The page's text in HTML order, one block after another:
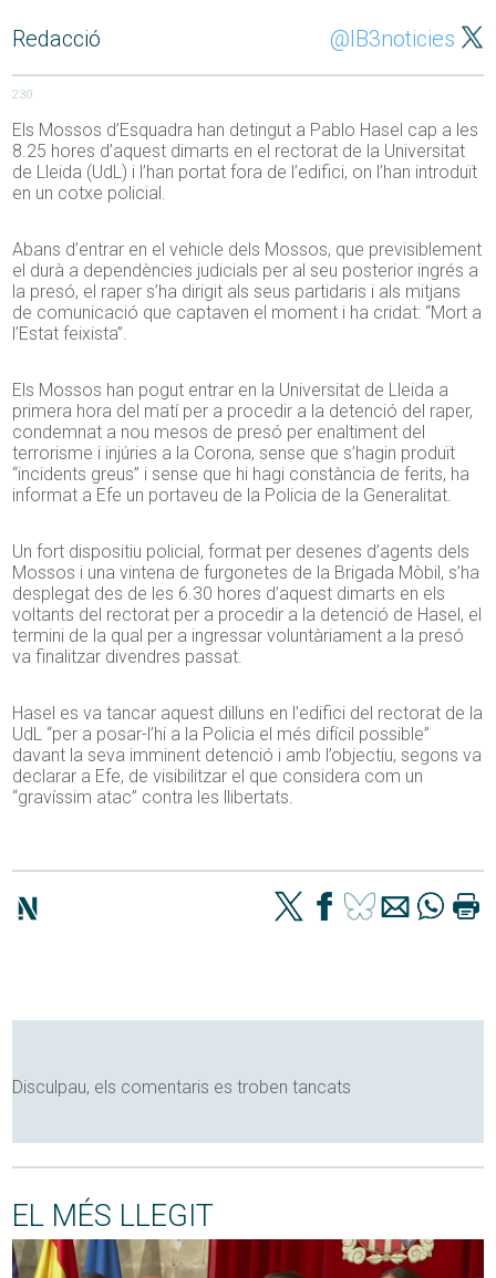
Redacció @IB3noticies
230
Els Mossos d’Esquadra han detingut a Pablo Hasel cap a les
8.25 hores d’aquest dimarts en el rectorat de la Universitat
de Lleida (UdL) i l’han portat fora de l’edifici, on l’han introduït
en un cotxe policial.
Abans d’entrar en el vehicle dels Mossos, que previsiblement
el durà a dependències judicials per al seu posterior ingrés a
la presó, el raper s’ha dirigit als seus partidaris i als mitjans
de comunicació que captaven el moment i ha cridat: “Mort a
l’Estat feixista”.
Els Mossos han pogut entrar en la Universitat de Lleida a
primera hora del matí per a procedir a la detenció del raper,
condemnat a nou mesos de presó per enaltiment del
terrorisme i injúries a la Corona, sense que s’hagin produït
“incidents greus” i sense que hi hagi constància de ferits, ha
informat a Efe un portaveu de la Policia de la Generalitat.
Un fort dispositiu policial, format per desenes d’agents dels
Mossos i una vintena de furgonetes de la Brigada Mòbil, s’ha
desplegat des de les 6.30 hores d’aquest dimarts en els
voltants del rectorat per a procedir a la detenció de Hasel, el
termini de la qual per a ingressar voluntàriament a la presó
va finalitzar divendres passat.
Hasel es va tancar aquest dilluns en l’edifici del rectorat de la
UdL “per a posar-l’hi a la Policia el més difícil possible”
davant la seva imminent detenció i amb l’objectiu, segons va
declarar a Efe, de visibilitzar el que considera com un
“gravíssim atac” contra les llibertats.
Disculpau, els comentaris es troben tancats
EL MÉS LLEGIT